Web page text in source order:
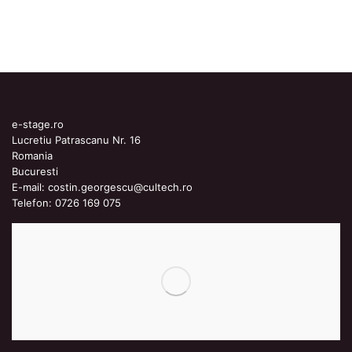
e-stage.ro
Lucretiu Patrascanu Nr. 16
Romania
Bucuresti
E-mail: costin.georgescu@cultech.ro
Telefon: 0726 169 075